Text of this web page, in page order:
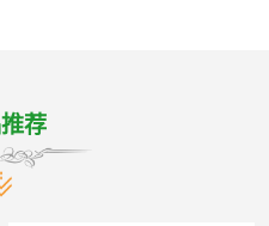
荐